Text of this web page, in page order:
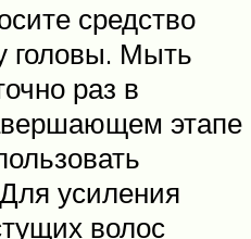
средство
головы. Мыть
раз в
этапе
усиления
волос